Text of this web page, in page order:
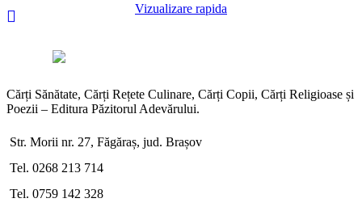
Vizualizare rapida
Cărți Sănătate, Cărți Rețete Culinare, Cărți Copii, Cărți Religioase și
Poezii – Editura Păzitorul Adevărului.
Str. Morii nr. 27, Făgăraș, jud. Brașov
Tel. 0268 213 714
Tel. 0759 142 328